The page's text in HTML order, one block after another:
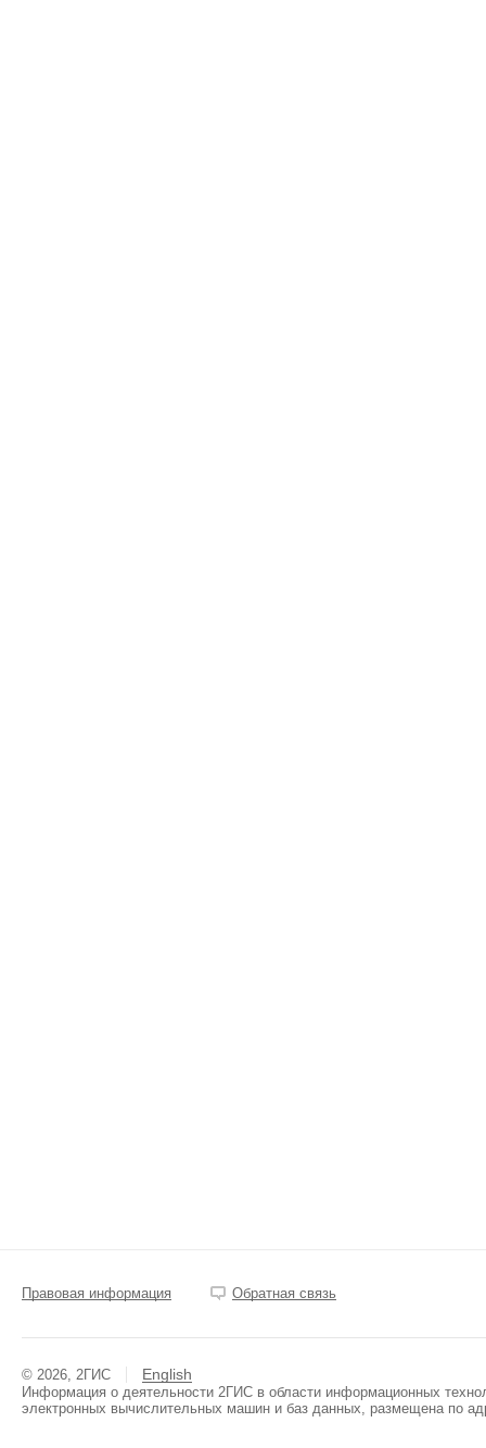
Правовая информация Обратная связь
© 2026, 2ГИС English
Информация о деятельности 2ГИС в области информационных
электронных вычислительных машин и баз данных, размещена по